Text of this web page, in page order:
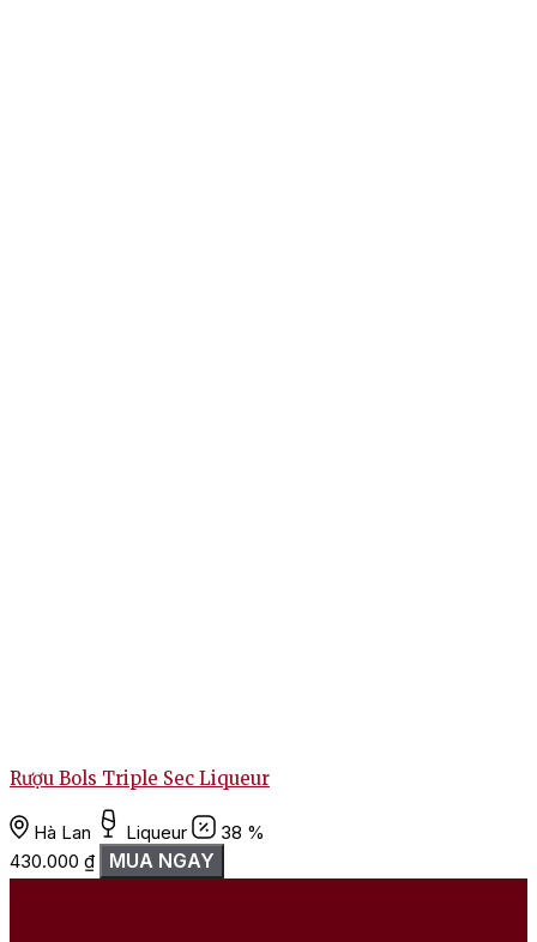
Rượu Bols Triple Sec Liqueur
Hà Lan Liqueur
38 %
430.000 ₫ MUA NGAY